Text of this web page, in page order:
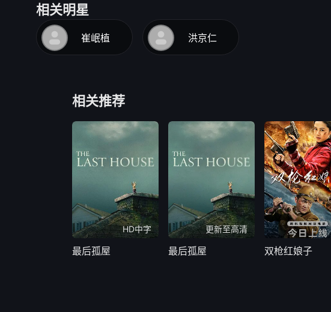
他还无法完全从阿模的阴影中走出来。
相关明星
崔岷植 洪京仁
相关推荐
HD中字
最后孤屋
更新至高清
最后孤屋 双枪红娘子